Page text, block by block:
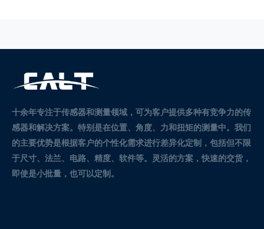
十余年专注于传感器和测量领域，可为客户提供多种有竞争力的传
感器和解决方案。 特别是在位置、角度、力和扭矩的测量中。 我们
的主要优势是根据客户的个性化需求进行差异化定制，包括但不限
于尺寸、法兰、电路、精度、软件等。灵活的方案，快速的交货，
即使是小批量，也可以定制。